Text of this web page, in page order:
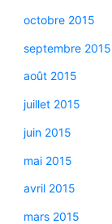
octobre 2015
septembre 2015
août 2015
juillet 2015
juin 2015
mai 2015
avril 2015
mars 2015